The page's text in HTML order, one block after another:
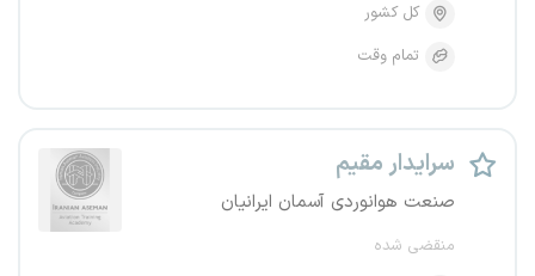
کل کشور
تمام وقت
سرایدار مقیم
صنعت هوانوردی ﺁسمان ایرانیان
منقضی شده